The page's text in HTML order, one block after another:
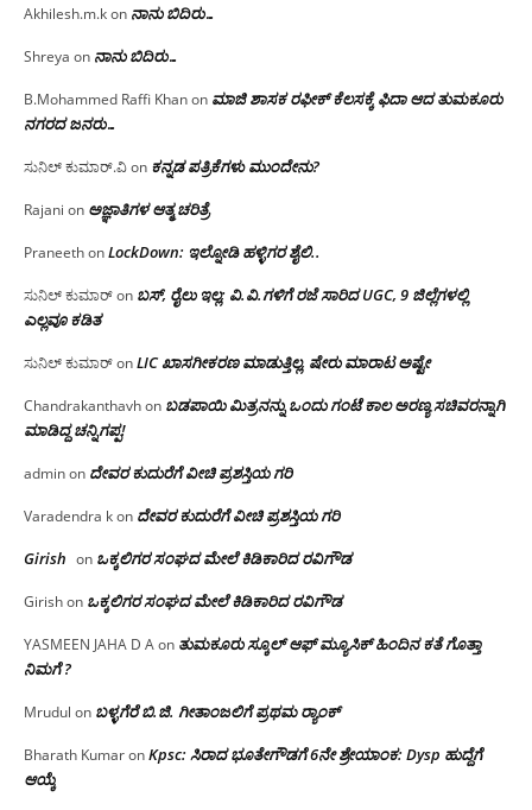
Akhilesh.m.kon ನಾನು ಬಿದಿರು…
Shreya on ನಾನು ಬಿದಿರು…
B.Mohammed Raffi Khanon ಮಾಜಿ ಶಾಸಕ ರಫೀಕ್ ಕೆಲಸಕ್ಕೆ ಫಿದಾ ಆದ ತುಮಕೂರು
ನಗರದ ಜನರು…
ಸುನಿಲ್ ಕುಮಾರ್.ವಿon ಕನ್ನಡ ಪತ್ರಿಕೆಗಳು ಮುಂದೇನು?
Rajani on ಅಜ್ಞಾತಿಗಳ ಆತ್ಮ ಚರಿತ್ರೆ
PraneethonLockDown: ಇಲ್ನೋಡಿ ಹಳ್ಳಿಗರ ಶೈಲಿ..
ಸುನಿಲ್ ಕುಮಾರ್on ಬಸ್, ರೈಲು ಇಲ್ಲ; ವಿ.ವಿ.ಗಳಿಗೆ ರಜೆ ಸಾರಿದ UGC, 9 ಜಿಲ್ಲೆಗಳಲ್ಲಿ
ಎಲ್ಲವೂ ಕಡಿತ
ಸುನಿಲ್ ಕುಮಾರ್onLIC ಖಾಸಗೀಕರಣ ಮಾಡುತ್ತಿಲ್ಲ, ಷೇರು ಮಾರಾಟ ಅಷ್ಟೇ
Chandrakanthavhon ಬಡಪಾಯಿ ಮಿತ್ರನನ್ನು ಒಂದು ಗಂಟೆ ಕಾಲ ಅರಣ್ಯ ಸಚಿವರನ್ನಾಗಿ
ಮಾಡಿದ್ದ ಚನ್ನಿಗಪ್ಪ!
adminon ದೇವರ ಕುದುರೆಗೆ ವೀಚಿ ಪ್ರಶಸ್ತಿಯ ಗರಿ
Varadendra kon ದೇವರ ಕುದುರೆಗೆ ವೀಚಿ ಪ್ರಶಸ್ತಿಯ ಗರಿ
Girish on ಒಕ್ಕಲಿಗರ ಸಂಘದ ಮೇಲೆ ಕಿಡಿಕಾರಿದ ರವಿಗೌಡ
Girishon ಒಕ್ಕಲಿಗರ ಸಂಘದ ಮೇಲೆ ಕಿಡಿಕಾರಿದ ರವಿಗೌಡ
YASMEEN JAHA D Aon ತುಮಕೂರು ಸ್ಕೂಲ್ ಆಫ್ ಮ್ಯೂಸಿಕ್ ಹಿಂದಿನ ಕತೆ ಗೊತ್ತಾ
ನಿಮಗೆ ?
Mrudul on ಬಳ್ಳಗೆರೆ ಬಿ.ಜಿ. ಗೀತಾಂಜಲಿಗೆ ಪ್ರಥಮ ರ‌್ಯಾಂಕ್
Bharath KumaronKpsc: ಸಿರಾದ ಭೂತೇಗೌಡಗೆ 6ನೇ ಶ್ರೇಯಾಂಕ: Dysp ಹುದ್ದೆಗೆ
ಆಯ್ಕೆ